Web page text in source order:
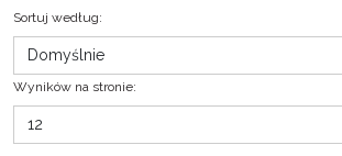
Sortuj według:
Wyników na stronie: